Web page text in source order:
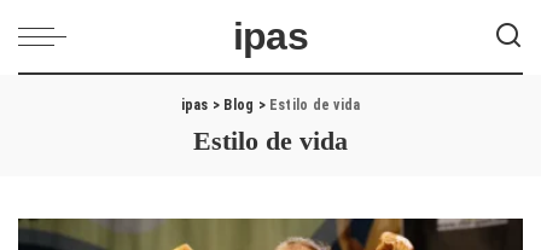
ipas
ipas > Blog > Estilo de vida
Estilo de vida